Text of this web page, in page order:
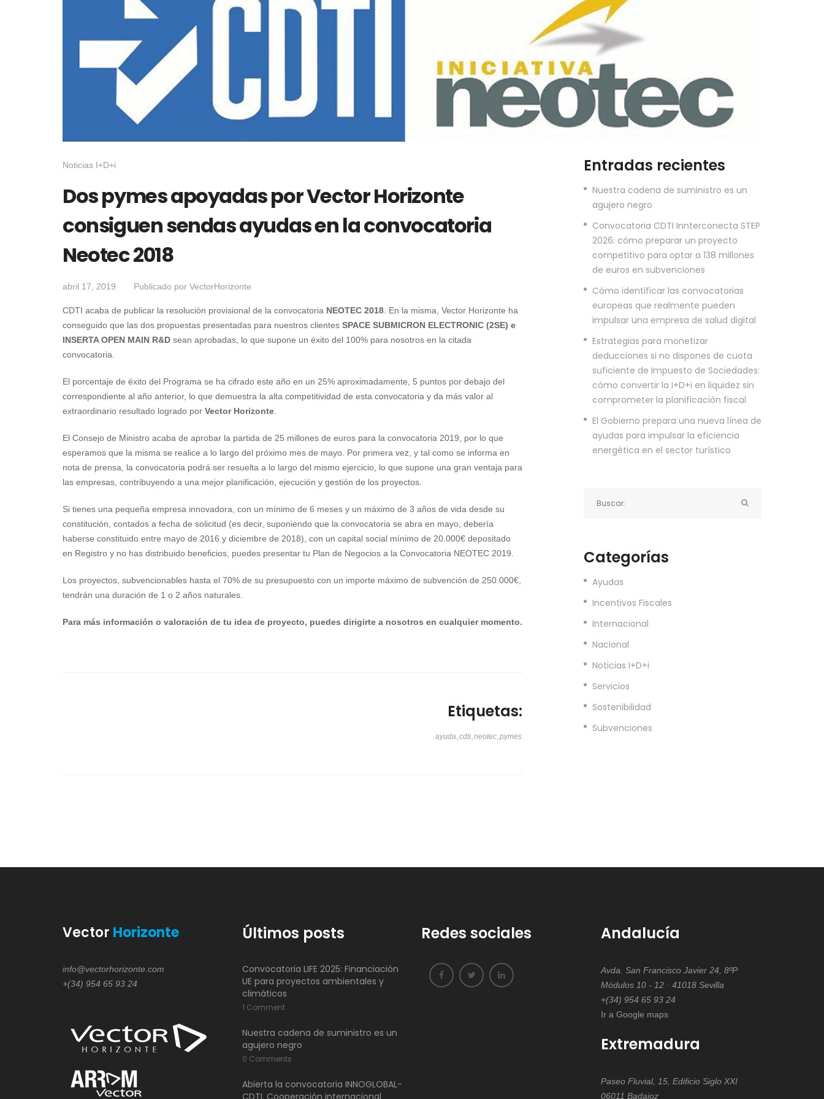
Noticias I+D+i
Dos pymes apoyadas por Vector Horizonte
consiguen sendas ayudas en la convocatoria
Neotec 2018
abril 17, 2019 Publicado por VectorHorizonte
CDTI acaba de publicar la resolución provisional de la convocatoria NEOTEC 2018 . En la misma, Vector Horizonte ha
conseguido que las dos propuestas presentadas para nuestros clientes SPACE SUBMICRON ELECTRONIC (2SE) e
INSERTA OPEN MAIN R&D sean aprobadas, lo que supone un éxito del 100% para nosotros en la citada
convocatoria.
El porcentaje de éxito del Programa se ha cifrado este año en un 25% aproximadamente, 5 puntos por debajo del
correspondiente al año anterior, lo que demuestra la alta competitividad de esta convocatoria y da más valor al
extraordinario resultado logrado por Vector Horizonte
El Consejo de Ministro acaba de aprobar la partida de 25 millones de euros para la convocatoria 2019, por lo que
esperamos que la misma se realice a lo largo del próximo mes de mayo. Por primera vez, y tal como se informa en
nota de prensa, la convocatoria podrá ser resuelta a lo largo del mismo ejercicio, lo que supone una gran ventaja para
las empresas, contribuyendo a una mejor planificación, ejecución y gestión de los proyectos.
Si tienes una pequeña empresa innovadora, con un mínimo de 6 meses y un máximo de 3 años de vida desde su
constitución, contados a fecha de solicitud (es decir, suponiendo que la convocatoria se abra en mayo, debería
haberse constituido entre mayo de 2016 y diciembre de 2018), con un capital social mínimo de 20.000€ depositado
en Registro y no has distribuido beneficios, puedes presentar tu Plan de Negocios a la Convocatoria NEOTEC 2019.
Los proyectos, subvencionables hasta el 70% de su presupuesto con un importe máximo de subvención de 250.000€,
tendrán una duración de 1 o 2 años naturales.
Para más información o valoración de tu idea de proyecto, puedes dirigirte a nosotros en cualquier momento.
Etiquetas:
ayuda cdti neotec pymes
Entradas recientes
Nuestra cadena de suministro es un
agujero negro
Convocatoria CDTI Innterconecta STEP
2026: cómo preparar un proyecto
competitivo para optar a 138 millones
de euros en subvenciones
Cómo identificar las convocatorias
europeas que realmente pueden
impulsar una empresa de salud digital
Estrategias para monetizar
deducciones si no dispones de cuota
suficiente de Impuesto de Sociedades:
cómo convertir la I+D+i en liquidez sin
comprometer la planificación fiscal
El Gobierno prepara una nueva línea de
ayudas para impulsar la eficiencia
energética en el sector turístico
Categorías
Ayudas
Incentivos Fiscales
Internacional
Nacional
Noticias I+D+i
Servicios
Sostenibilidad
Subvenciones
Vector Horizonte
info@vectorhorizonte.com
+(34) 954 65 93 24
Últimos posts
Convocatoria LIFE 2025: Financiación
UE para proyectos ambientales y
climáticos
1 Comment
Nuestra cadena de suministro es un
agujero negro
0 Comments
Abierta la convocatoria INNOGLOBAL-
Redes sociales Andalucía
Avda. San Francisco Javier 24, 8ºP
Módulos 10 - 12 · 41018 Sevilla
+(34) 954 65 93 24
Ir a Google maps
Extremadura
Paseo Fluvial, 15, Edificio Siglo XXI
06011 Badajoz